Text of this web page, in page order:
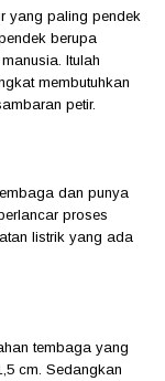
yang paling pendek
berupa
Itulah
membutuhkan
petir.
dan punya
proses
listrik yang ada
tembaga yang
cm. Sedangkan